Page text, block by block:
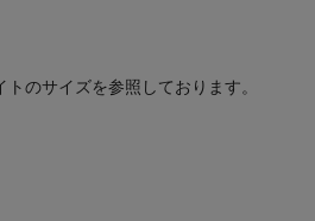
め買い
のサイズを参照しております。